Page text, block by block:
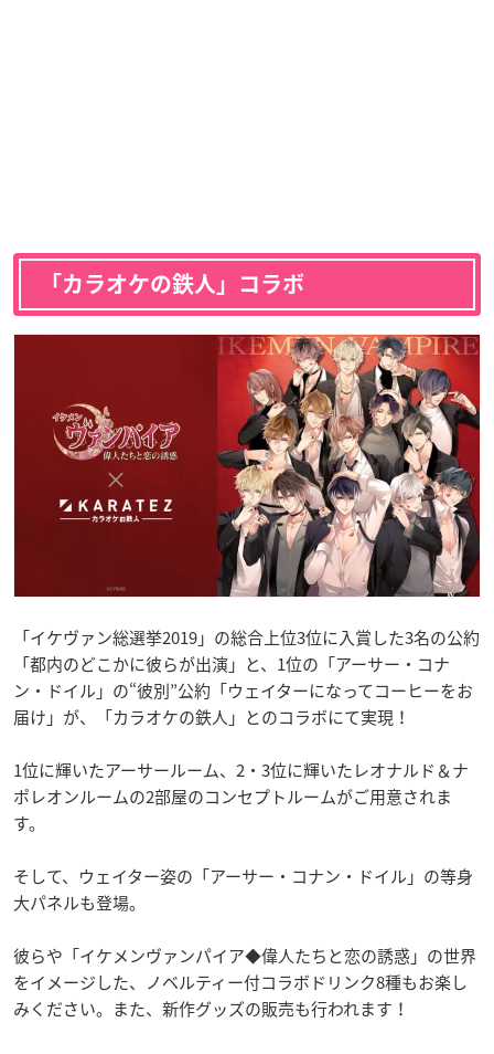
「カラオケの鉄人」コラボ
「イケヴァン総選挙2019」の総合上位3位に入賞した3名の公約
「都内のどこかに彼らが出演」と、1位の「アーサー・コナ
ン・ドイル」の“彼別”公約「ウェイターになってコーヒーをお
届け」が、「カラオケの鉄人」とのコラボにて実現！
1位に輝いたアーサールーム、2・3位に輝いたレオナルド＆ナ
ポレオンルームの2部屋のコンセプトルームがご用意されま
す。
そして、ウェイター姿の「アーサー・コナン・ドイル」の等身
大パネルも登場。
彼らや「イケメンヴァンパイア◆偉人たちと恋の誘惑」の世界
をイメージした、ノベルティー付コラボドリンク8種もお楽し
みください。また、新作グッズの販売も行われます！